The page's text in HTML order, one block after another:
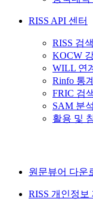
RISS API 센터
RISS 검
KOCW
WILL 연
Rinfo 통
FRIC 검
SAM 분
활용 및
원문뷰어 다운
RISS 개인정보